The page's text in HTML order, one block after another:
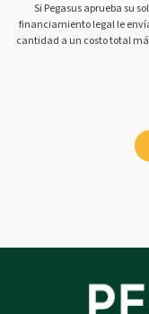
Si Pegasus aprueba su
financiamiento legal le
cantidad a un costo total